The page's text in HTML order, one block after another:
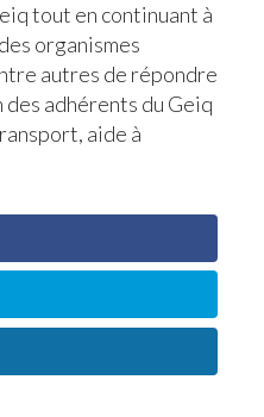
tout en continuant à
organismes
autres de répondre
adhérents du Geiq
aide à